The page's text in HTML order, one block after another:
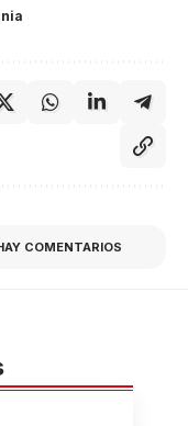
COMENTARIOS